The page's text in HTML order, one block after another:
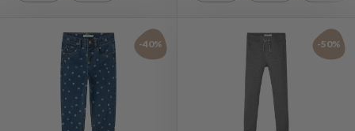
-40% -50%